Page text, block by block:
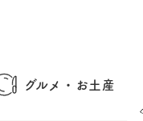
グルメ・お土産